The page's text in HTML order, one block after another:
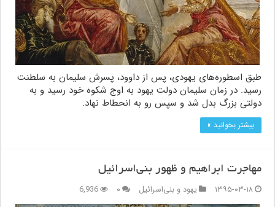
طبق اسطوره‌های یهودی، پس از داوود، پسرش سلیمان به سلطنت
رسید. در زمان سلیمان دولت یهود به اوج شکوه خود رسید و به
دولتی بزرگ بدل شد و سپس رو به انحطاط نهاد.
بیشتر بخوانید »
مهاجرت ابراهیم و ظهور بنی‌اسرائیل
۱۳۹۵-۰۳-۱۸
یهود و بنی‌اسرائیل ۰ 6,936